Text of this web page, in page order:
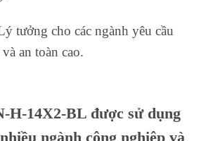
tưởng cho các ngành yêu cầu
an toàn cao.
H-14X2-BL được sử dụng
ngành công nghiệp và